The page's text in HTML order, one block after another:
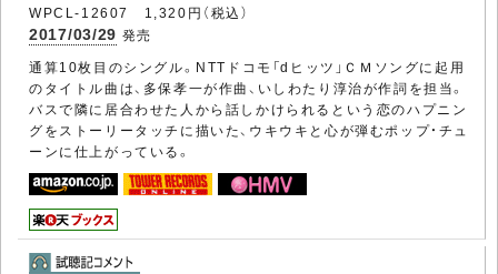
WPCL-12607 1,320円（税込）
2017/03/29 発売
通算10枚目のシングル。NTTドコモ「dヒッツ」ＣＭソングに起用
のタイトル曲は、多保孝一が作曲、いしわたり淳治が作詞を担当。
バスで隣に居合わせた人から話しかけられるという恋のハプニン
グをストーリータッチに描いた、ウキウキと心が弾むポップ・チュ
ーンに仕上がっている。